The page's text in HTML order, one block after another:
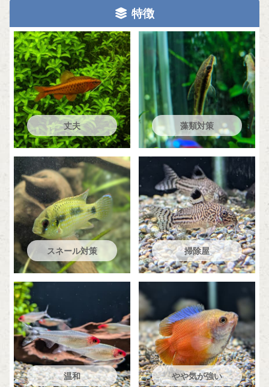
特徴
丈夫 藻類対策
スネール対策 掃除屋
温和 やや気が強い